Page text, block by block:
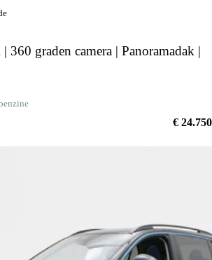
graden camera | Panoramadak |
€ 24.750